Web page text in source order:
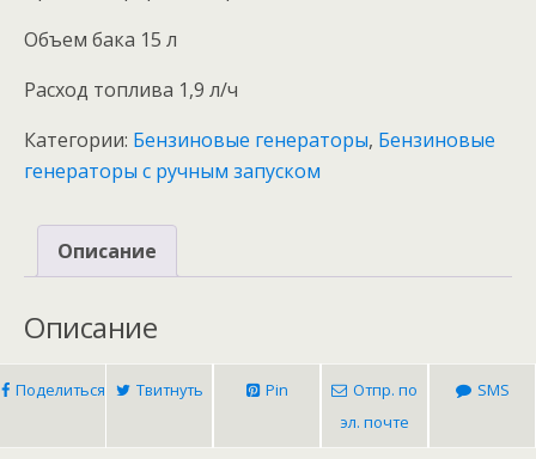
Объем бака 15 л
Расход топлива 1,9 л/ч
Категории: Бензиновые генераторы, Бензиновые
генераторы с ручным запуском
Описание
Описание
Поделиться Твитнуть Pin
Отпр. по
эл. почте
SMS